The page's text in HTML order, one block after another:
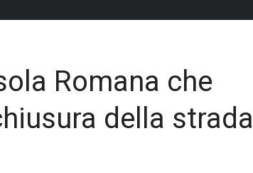
Romana che
della strada